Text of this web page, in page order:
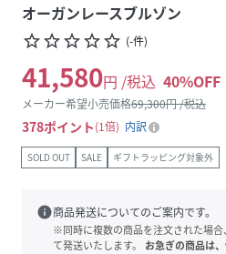
オーガンレースブルゾン
star_borderstar_borderstar_borderstar_borderstar_border (-件)
41,580円 /税込 40%OFF
メーカー希望小売価格69,300円 /税込
378ポイント 1倍 内訳
SOLD OUT SALE ギフトラッピング対象外
info商品発送についてのご案内です。
※同時に複数の商品を注文された場
て発送いたします。
お急ぎの商品は